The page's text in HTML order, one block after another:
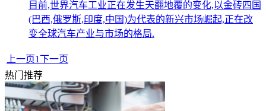
目前,世界汽车工业正在发生天翻地覆的变化,以金砖四国
(巴西,俄罗斯,印度,中国)为代表的新兴市场崛起,正在改
变全球汽车产业与市场的格局.
上一页1下一页
热门推荐